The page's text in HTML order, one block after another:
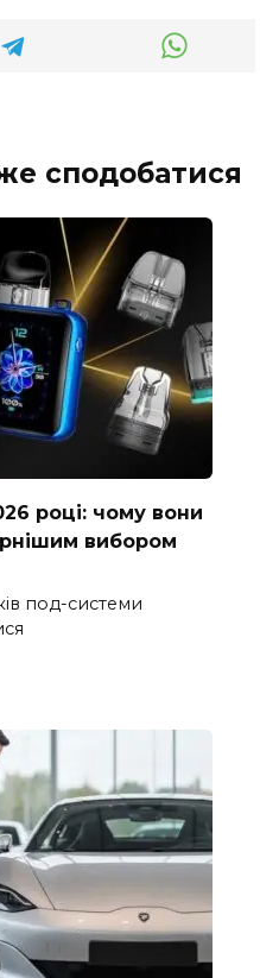
сподобатися
році: чому вони
вибором
под-системи